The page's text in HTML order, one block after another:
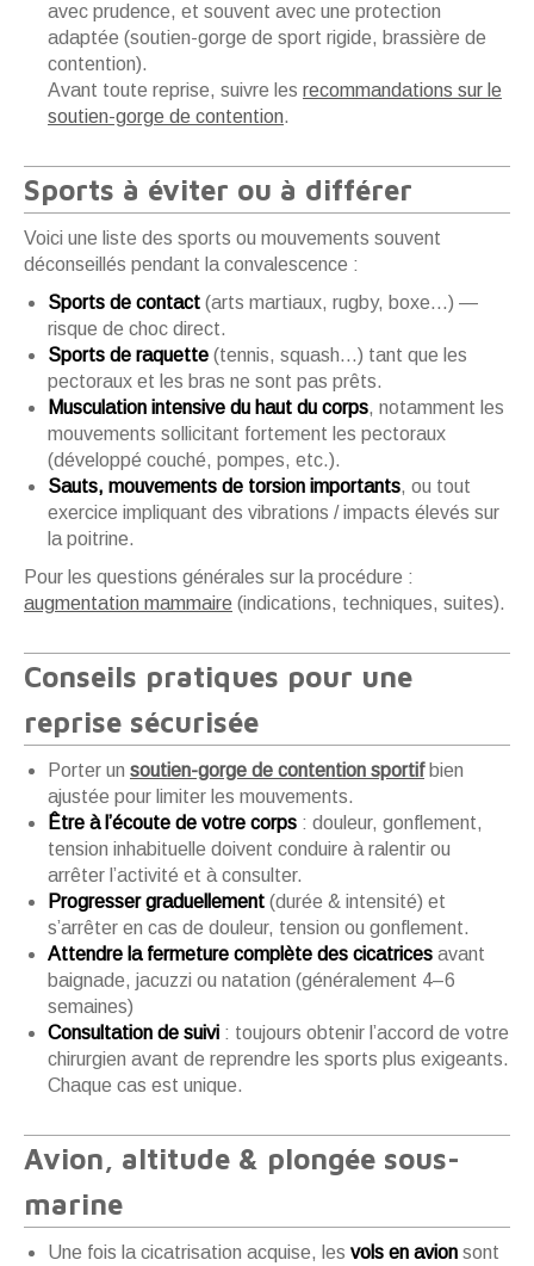
avec prudence, et souvent avec une protection
adaptée (soutien-gorge de sport rigide, brassière de
contention).
Avant toute reprise, suivre les recommandations sur le
soutien-gorge de contention.
Sports à éviter ou à différer
Voici une liste des sports ou mouvements souvent
déconseillés pendant la convalescence :
Sports de contact (arts martiaux, rugby, boxe…) —
risque de choc direct.
Sports de raquette (tennis, squash…) tant que les
pectoraux et les bras ne sont pas prêts.
Musculation intensive du haut du corps, notamment les
mouvements sollicitant fortement les pectoraux
(développé couché, pompes, etc.).
Sauts, mouvements de torsion importants, ou tout
exercice impliquant des vibrations / impacts élevés sur
la poitrine.
Pour les questions générales sur la procédure :
augmentation mammaire (indications, techniques, suites).
Conseils pratiques pour une
reprise sécurisée
Porter un soutien-gorge de contention sportifbien
ajustée pour limiter les mouvements.
Être à l’écoute de votre corps : douleur, gonflement,
tension inhabituelle doivent conduire à ralentir ou
arrêter l’activité et à consulter.
Progresser graduellement (durée & intensité) et
s’arrêter en cas de douleur, tension ou gonflement.
Attendre la fermeture complète des cicatrices avant
baignade, jacuzzi ou natation (généralement 4–6
semaines)
Consultation de suivi : toujours obtenir l’accord de votre
chirurgien avant de reprendre les sports plus exigeants.
Chaque cas est unique.
Avion, altitude & plongée sous-
marine
Une fois la cicatrisation acquise, les vols en avion sont